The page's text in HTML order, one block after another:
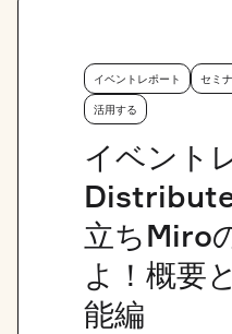
イベントレポート セミ
活用する
イベント
立ちMiro
よ！概要
能編